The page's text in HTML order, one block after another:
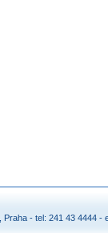
, Praha - tel: 241 43 4444 -